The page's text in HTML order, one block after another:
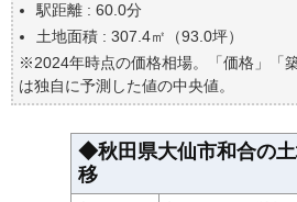
自分の年収でいくらの不動産が
駅距離 : 60.0分
土地面積 : 307.4㎡（93.0坪）
※2024年時点の価格相場。「価格」「
は独自に予測した値の中央値。
◆秋田県大仙市和合の
移